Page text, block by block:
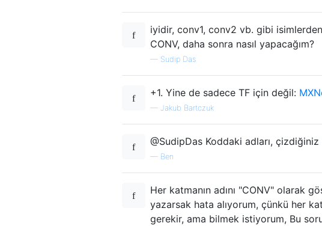
iyidir, conv1, conv2 vb. gibi isimlerden
CONV, daha sonra nasıl yapacağım?
— Sudip Das
+1. Yine de sadece TF için değil:
— Jakub Bartczuk
@SudipDas Koddaki adları,
— Ben
Her katmanın adını "CONV" olarak
yazarsak hata alıyorum, çünkü her
gerekir, ama bilmek istiyorum, Bu